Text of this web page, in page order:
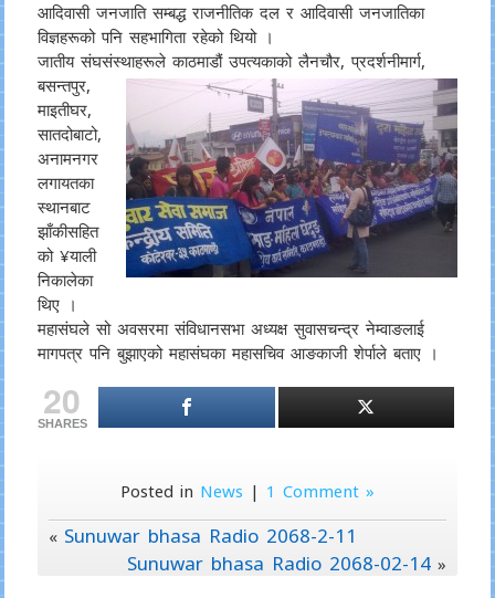
आदिवासी जनजाति सम्बद्ध राजनीतिक दल र आदिवासी जनजातिका
विज्ञहरूको पनि सहभागिता रहेको थियो ।
जातीय संघसंस्थाहरूले काठमाडौं उपत्यकाको लैनचौर, प्रदर्शनीमार्ग,
बसन्तपुर,
माइतीघर,
सातदोबाटो,
अनामनगर
लगायतका
स्थानबाट
झाँकीसहित
को ¥याली
निकालेका
थिए ।
महासंघले सो अवसरमा संविधानसभा अध्यक्ष सुवासचन्द्र नेम्वाङलाई
मागपत्र पनि बुझाएको महासंघका महासचिव आङकाजी शेर्पाले बताए ।
20
SHARES
Posted in News | 1 Comment »
« Sunuwar bhasa Radio 2068-2-11
Sunuwar bhasa Radio 2068-02-14 »